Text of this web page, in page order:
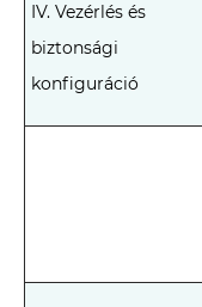
IV. Vezérlés és
biztonsági
konfiguráció